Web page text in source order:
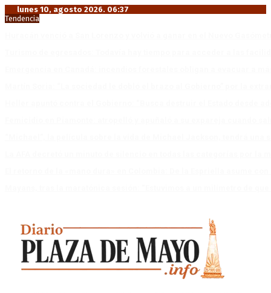
lunes 10, agosto 2026. 06:37
Tendencia